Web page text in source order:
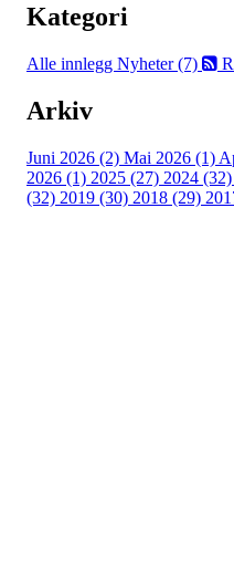
Kategori
Alle innlegg Nyheter (7)
Arkiv
Juni 2026 (2) Mai 2026 (1)
2026 (1) 2025 (27) 2024 (32)
(32) 2019 (30) 2018 (29)